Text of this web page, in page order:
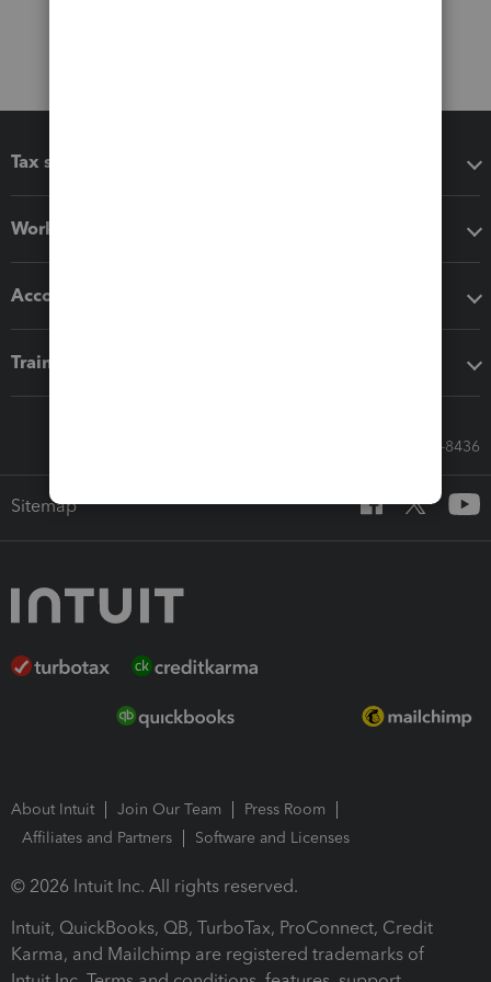
Tax software
Workflow add-ons
Accounting solutions
Training & support
Call Sales: 833-564-8436
Sitemap
About Intuit Join Our Team
Press Room
Affiliates and Partners
Software and Licenses
© 2026 Intuit Inc. All rights reserved.
Intuit, QuickBooks, QB, TurboTax, ProConnect, Credit
Karma, and Mailchimp are registered trademarks of